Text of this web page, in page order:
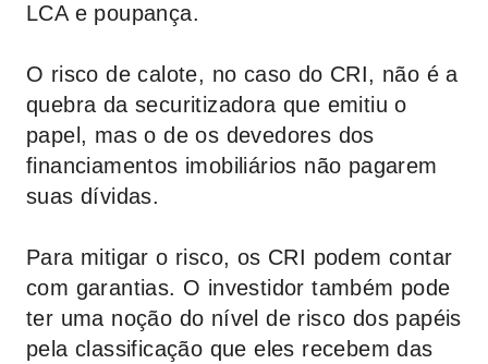
LCA e poupança.
O risco de calote, no caso do CRI, não é a
quebra da securitizadora que emitiu o
papel, mas o de os devedores dos
financiamentos imobiliários não pagarem
suas dívidas.
Para mitigar o risco, os CRI podem contar
com garantias. O investidor também pode
ter uma noção do nível de risco dos papéis
pela classificação que eles recebem das